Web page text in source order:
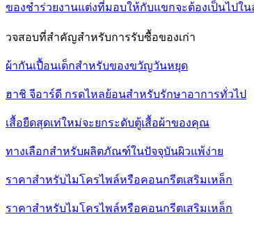
ของชำร่วยงานแต่งที่มอบให้กับแขกจะต้องเป็นไปใ
วจสอบที่สำคัญสำหรับการรับซื้อของเก่า
ผ้ากันเปื้อนเด็กสำหรับของขวัญวันหยุด
ฮาชิ จีอาร์ดี กรดไหลย้อนสำหรับรักษาอาการทั่วไป
เสื้อยืดสุดเท่ใหม่จะยกระดับตู้เสื้อผ้าของคุณ
ทางเลือกสำหรับผลิตภัณฑ์ในปัจจุบันผิวแพ้ง่าย
ราคาสำหรับไมโครไพล์หรือคอนกรีตเสริมเหล็ก
ราคาสำหรับไมโครไพล์หรือคอนกรีตเสริมเหล็ก